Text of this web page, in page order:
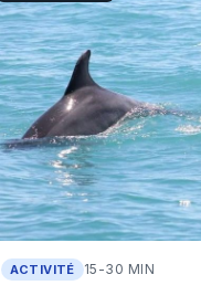
ACTIVITÉ 15-30 MIN